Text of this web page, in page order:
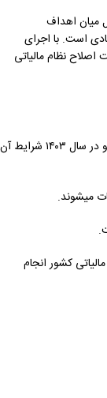
میان اهداف
است. با اجرای
نظام مالیاتی
مالیات خودروهای لوکس در ایران از سال ۱۳۹۹ مطرح شد و در سال ۱۴۰۳ شرایط آن
کشور انجام